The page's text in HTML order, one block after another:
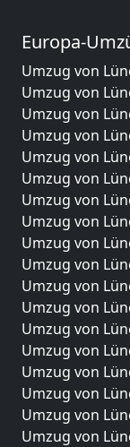
Europa-
Umzug von
Umzug von
Umzug von
Umzug von
Umzug von
Umzug von
Umzug von
Umzug von
Umzug von
Umzug von
Umzug von
Umzug von
Umzug von
Umzug von
Umzug von
Umzug von
Umzug von
Umzug von